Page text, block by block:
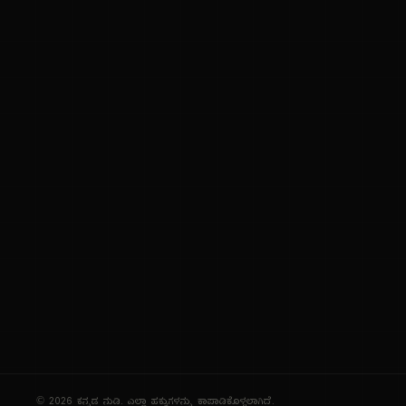
© 2026 ಕನ್ನಡ ನುಡಿ. ಎಲ್ಲಾ ಹಕ್ಕುಗಳನ್ನು ಕಾಪಾಡಿಕೊಳ್ಳಲಾಗಿದೆ.